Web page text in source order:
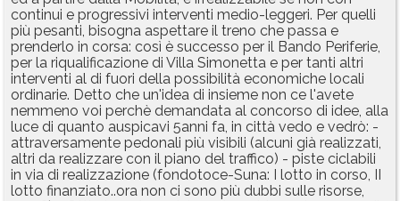
continui e progressivi interventi medio-leggeri. Per quelli
più pesanti, bisogna aspettare il treno che passa e
prenderlo in corsa: così è successo per il Bando Periferie,
per la riqualificazione di Villa Simonetta e per tanti altri
interventi al di fuori della possibilità economiche locali
ordinarie. Detto che un'idea di insieme non ce l'avete
nemmeno voi perchè demandata al concorso di idee, alla
luce di quanto auspicavi 5anni fa, in città vedo e vedrò: -
attraversamente pedonali più visibili (alcuni già realizzati,
altri da realizzare con il piano del traffico) - piste ciclabili
in via di realizzazione (fondotoce-Suna: I lotto in corso, II
lotto finanziato..ora non ci sono più dubbi sulle risorse,